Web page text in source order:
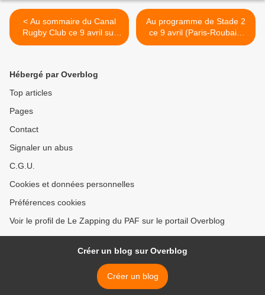
< Au sommaire du Canal
Rugby Club ce 9 avril sur
Canal+
Au programme de Stade 2
ce 9 avril (Paris-Roubaix,
Tom Boonen...) >
Hébergé par Overblog
Top articles
Pages
Contact
Signaler un abus
C.G.U.
Cookies et données personnelles
Préférences cookies
Voir le profil de Le Zapping du PAF sur le portail Overblog
Créer un blog sur Overblog
Créer un blog